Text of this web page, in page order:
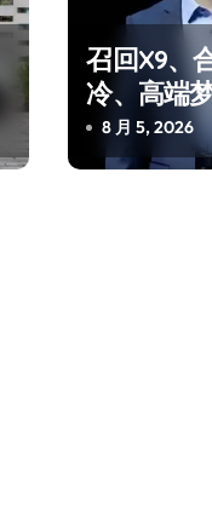
召回X9、
冷、高端
“多事之夏
8 月 5, 2026